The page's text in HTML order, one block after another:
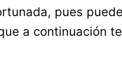
pues
a continuación